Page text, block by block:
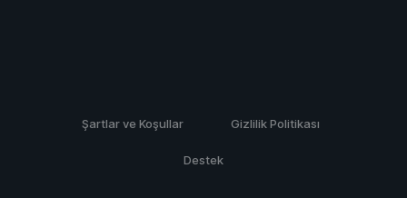
Şartlar ve Koşullar Gizlilik Politikası
Destek